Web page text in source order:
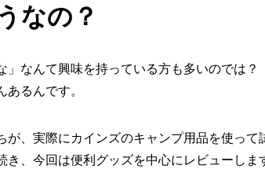
なの？
」なんて興味を持っている方も多いのでは
るんです。
、実際にカインズのキャンプ用品を使って
き、今回は便利グッズを中心にレビューしま